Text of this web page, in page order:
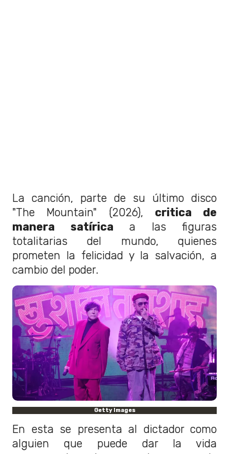
La canción, parte de su último disco
"The Mountain" (2026), critica de
manera satírica a las figuras
totalitarias del mundo, quienes
prometen la felicidad y la salvación, a
cambio del poder.
Getty Images
En esta se presenta al dictador como
alguien que puede dar la vida